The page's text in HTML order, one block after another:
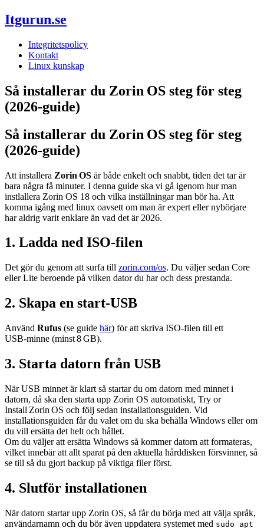
Itgurun.se
Integritetspolicy
Kontakt
Linux kunskap
Så installerar du Zorin OS steg för steg
(2026‑guide)
Så installerar du Zorin OS steg för steg
(2026‑guide)
Att installera Zorin OS är både enkelt och snabbt, tiden det tar är
bara några få minuter. I denna guide ska vi gå igenom hur man
instlallera Zorin OS 18 och vilka inställningar man bör ha. Att
komma igång med linux oavsett om man är expert eller nybörjare
har aldrig varit enklare än vad det är 2026.
1. Ladda ned ISO‑filen
Det gör du genom att surfa till zorin.com/os. Du väljer sedan Core
eller Lite beroende på vilken dator du har och dess prestanda.
2. Skapa en start‑USB
Använd Rufus (se guide här) för att skriva ISO‑filen till ett
USB‑minne (minst 8 GB).
3. Starta datorn från USB
När USB minnet är klart så startar du om datorn med minnet i
datorn, då ska den starta upp Zorin OS automatiskt, Try or
Install Zorin OS och följ sedan installationsguiden. Vid
installationsguiden får du valet om du ska behålla Windows eller om
du vill ersätta det helt och hållet.
Om du väljer att ersätta Windows så kommer datorn att formateras,
vilket innebär att allt sparat på den aktuella hårddisken försvinner, så
se till så du gjort backup på viktiga filer först.
4. Slutför installationen
När datorn startar upp Zorin OS, så får du börja med att välja språk,
användarnamn och du bör även uppdatera systemet med sudo apt